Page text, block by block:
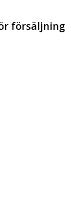
försäljning